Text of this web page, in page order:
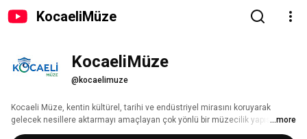
KocaeliMüze
KocaeliMüze
@kocaelimuze
Kocaeli Müze, kentin kültürel, tarihi ve endüstriyel mirasını koruyarak
gelecek nesillere aktarmayı amaçlayan çok yönlü bir müzecilik yapısıdır.
Farklı temalara sahip müzeleri, sergileri, eğitim programları ve atölye
...more